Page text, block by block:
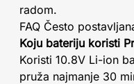
radom.
FAQ Često
Koju bateriju koristi
Koristi 10.8V Li-ion
pruža najmanje 30